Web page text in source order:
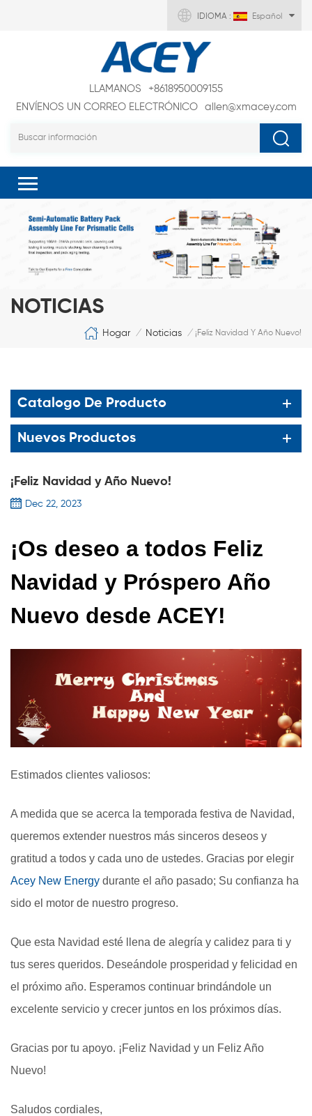
IDIOMA : Español
LLAMANOS
+8618950009155
ENVÍENOS UN CORREO ELECTRÓNICO
allen@xmacey.com
NOTICIAS
Hogar / Noticias / ¡Feliz Navidad Y Año Nuevo!
Catalogo De Producto
Nuevos Productos
¡Feliz Navidad y Año Nuevo!
Dec 22, 2023
¡Os deseo a todos Feliz
Navidad y Próspero Año
Nuevo desde ACEY!
Estimados clientes valiosos:
A medida que se acerca la temporada festiva de Navidad,
queremos extender nuestros más sinceros deseos y
gratitud a todos y cada uno de ustedes. Gracias por elegir
Acey New Energy durante el año pasado; Su confianza ha
sido el motor de nuestro progreso.
Que esta Navidad esté llena de alegría y calidez para ti y
tus seres queridos. Deseándole prosperidad y felicidad en
el próximo año. Esperamos continuar brindándole un
excelente servicio y crecer juntos en los próximos días.
Gracias por tu apoyo. ¡Feliz Navidad y un Feliz Año
Nuevo!
Saludos cordiales,